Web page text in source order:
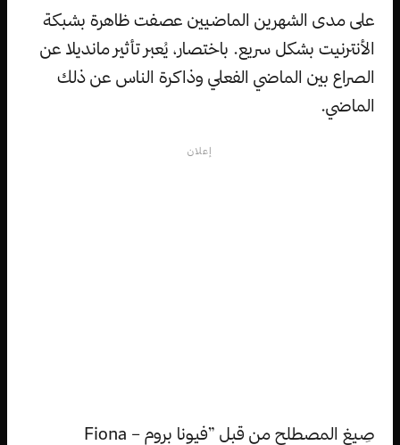
على مدى الشهرين الماضيين عصفت ظاهرة بشبكة
الأنترنيت بشكل سريع. باختصار، يُعبر تأثير مانديلا عن
الصراع بين الماضي الفعلي وذاكرة الناس عن ذلك
الماضي.
إعلان
صِيغ المصطلح من قبل ”فيونا بروم – Fiona